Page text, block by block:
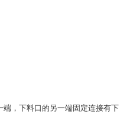
，下料口的另一端固定连接有下